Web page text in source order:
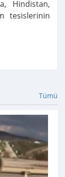
Hindistan,
tesislerinin
Tümü